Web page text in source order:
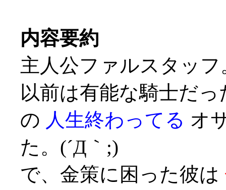
内容要約
主人公ファルスタッフ
以前は有能な騎士だ
の 人生終わってる オ
た。(´Д｀;)
で、金策に困った彼は